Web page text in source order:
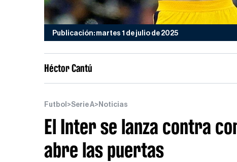
Publicación: martes 1 de julio de 2025
Héctor Cantú
Futbol >Serie A> Noticias
El Inter se lanza contra
abre las puertas